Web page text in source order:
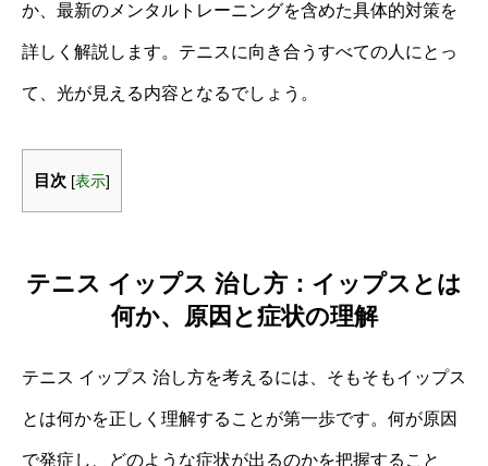
か、最新のメンタルトレーニングを含めた具体的対策を
詳しく解説します。テニスに向き合うすべての人にとっ
て、光が見える内容となるでしょう。
目次 [表示]
テニス イップス 治し方：イップスとは
何か、原因と症状の理解
テニス イップス 治し方を考えるには、そもそもイップス
とは何かを正しく理解することが第一歩です。何が原因
で発症し、どのような症状が出るのかを把握すること